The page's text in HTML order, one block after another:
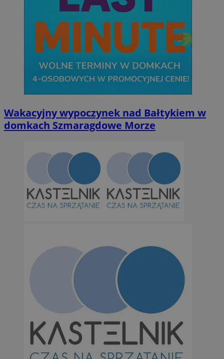
Wakacyjny wypoczynek nad Bałtykiem w
domkach Szmaragdowe Morze